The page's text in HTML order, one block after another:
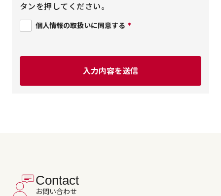
タンを押してください。
個人情報の取扱いに同意する *
Contact
お問い合わせ